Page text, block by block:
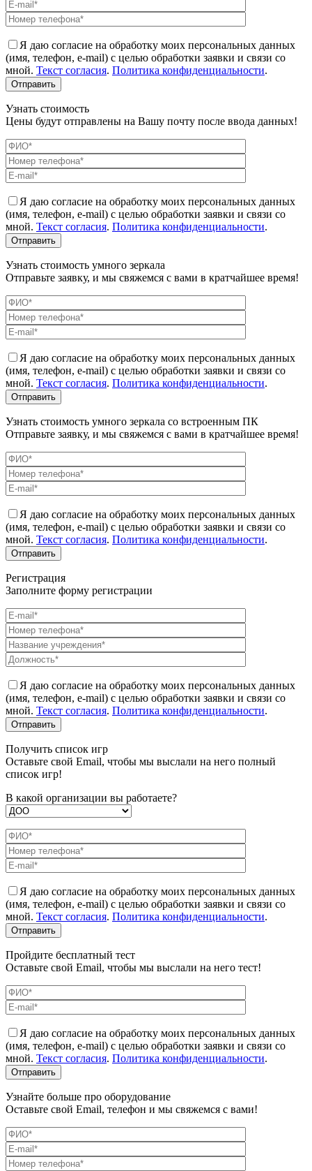
Я даю согласие на обработку моих персональных данных
(имя, телефон, e-mail) с целью обработки заявки и связи со
мной. Текст согласия. Политика конфиденциальности.
Узнать стоимость
Цены будут отправлены на Вашу почту после ввода данных!
Я даю согласие на обработку моих персональных данных
(имя, телефон, e-mail) с целью обработки заявки и связи со
мной. Текст согласия. Политика конфиденциальности.
Узнать стоимость умного зеркала
Отправьте заявку, и мы свяжемся с вами в кратчайшее время!
Я даю согласие на обработку моих персональных данных
(имя, телефон, e-mail) с целью обработки заявки и связи со
мной. Текст согласия. Политика конфиденциальности.
Узнать стоимость умного зеркала со встроенным ПК
Отправьте заявку, и мы свяжемся с вами в кратчайшее время!
Я даю согласие на обработку моих персональных данных
(имя, телефон, e-mail) с целью обработки заявки и связи со
мной. Текст согласия. Политика конфиденциальности.
Регистрация
Заполните форму регистрации
Я даю согласие на обработку моих персональных данных
(имя, телефон, e-mail) с целью обработки заявки и связи со
мной. Текст согласия. Политика конфиденциальности.
Получить список игр
Оставьте свой Email, чтобы мы выслали на него полный
список игр!
В какой организации вы работаете?
Я даю согласие на обработку моих персональных данных
(имя, телефон, e-mail) с целью обработки заявки и связи со
мной. Текст согласия. Политика конфиденциальности.
Пройдите бесплатный тест
Оставьте свой Email, чтобы мы выслали на него тест!
Я даю согласие на обработку моих персональных данных
(имя, телефон, e-mail) с целью обработки заявки и связи со
мной. Текст согласия. Политика конфиденциальности.
Узнайте больше про оборудование
Оставьте свой Email, телефон и мы свяжемся с вами!